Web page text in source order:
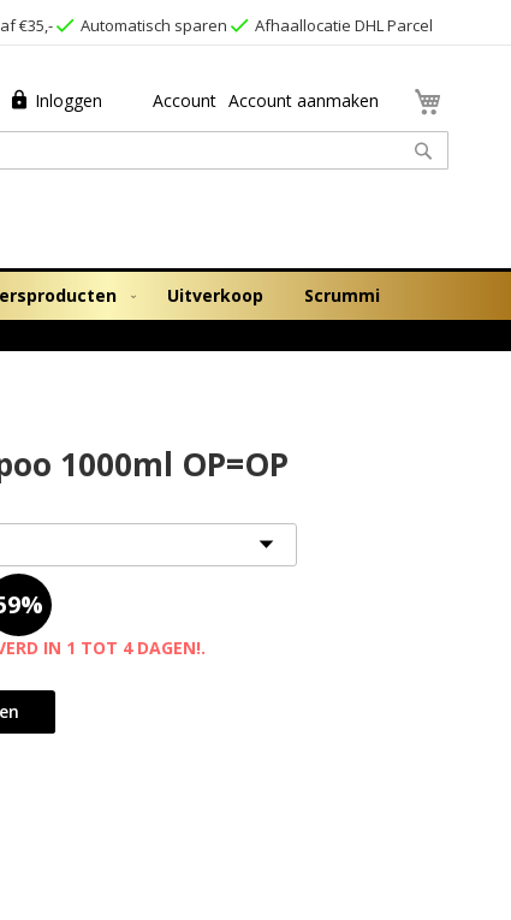
€35,- Automatisch sparen Afhaallocatie DHL Parcel
Inloggen Account Account aanmaken
Zoek
Uitverkoop
Scrummi
1000ml OP=OP
IN 1 TOT 4 DAGEN!.